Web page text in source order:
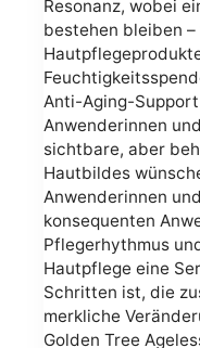
Resonanz, wobei
bestehen bleiben
Anti-Aging-
Anwenderinnen
sichtbare, aber
Hautbildes
Anwenderinnen
konsequenten
Pflegerhythmus
Hautpflege eine
Schritten ist, die
merkliche
Golden Tree